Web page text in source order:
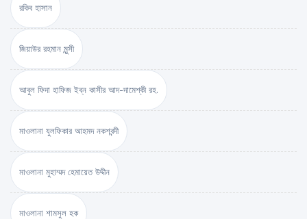
রকিব হাসান
জিয়াউর রহমান মুন্সী
আবুল ফিদা হাফিজ ইব্‌ন কাসীর আদ-দামেশ্‌কী রহ.
মাওলানা যুলফিকার আহমদ নকশবন্দী
মাওলানা মুহাম্মদ হেমায়েত উদ্দীন
মাওলানা শামসুল হক